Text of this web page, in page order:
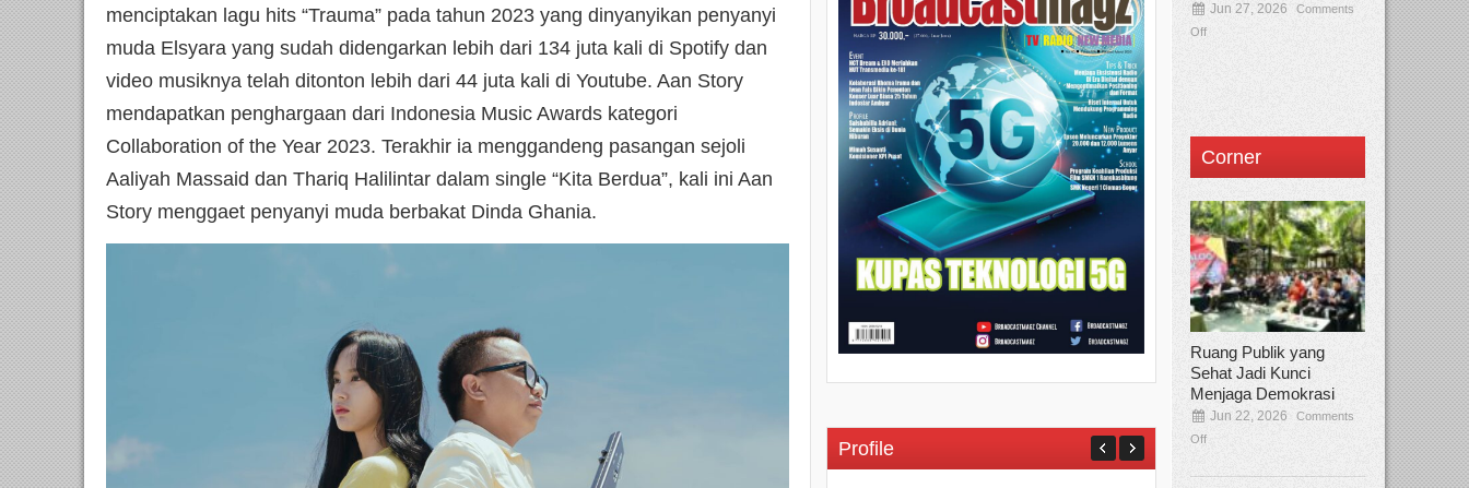
menciptakan lagu hits “Trauma” pada tahun 2023 yang dinyanyikan penyanyi
muda Elsyara yang sudah didengarkan lebih dari 134 juta kali di Spotify dan
video musiknya telah ditonton lebih dari 44 juta kali di Youtube. Aan Story
mendapatkan penghargaan dari Indonesia Music Awards kategori
Collaboration of the Year 2023. Terakhir ia menggandeng pasangan sejoli
Aaliyah Massaid dan Thariq Halilintar dalam single “Kita Berdua”, kali ini Aan
Story menggaet penyanyi muda berbakat Dinda Ghania.
Profile
Jun 27, 2026
Comments
Off
Corner
Ruang Publik yang
Sehat Jadi Kunci
Menjaga Demokrasi
Jun 22, 2026
Comments
Off